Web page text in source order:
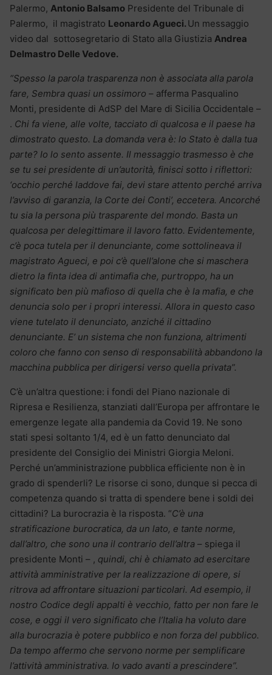
Palermo, Antonio Balsamo Presidente del Tribunale di
Palermo, il magistrato Leonardo Agueci. Un messaggio
video dal sottosegretario di Stato alla Giustizia Andrea
Delmastro Delle Vedove.
“Spesso la parola trasparenza non è associata alla parola
fare, Sembra quasi un ossimoro – afferma Pasqualino
Monti, presidente di AdSP del Mare di Sicilia Occidentale –
. Chi fa viene, alle volte, tacciato di qualcosa e il paese ha
dimostrato questo. La domanda vera è: lo Stato è dalla tua
parte? Io lo sento assente. Il messaggio trasmesso è che
se tu sei presidente di un’autorità, finisci sotto i riflettori:
‘occhio perché laddove fai, devi stare attento perché arriva
l’avviso di garanzia, la Corte dei Conti’, eccetera. Ancorché
tu sia la persona più trasparente del mondo. Basta un
qualcosa per delegittimare il lavoro fatto. Evidentemente,
c’è poca tutela per il denunciante, come sottolineava il
magistrato Agueci, e poi c’è quell’alone che si maschera
dietro la finta idea di antimafia che, purtroppo, ha un
significato ben più mafioso di quella che è la mafia, e che
denuncia solo per i propri interessi. Allora in questo caso
viene tutelato il denunciato, anziché il cittadino
denunciante. E’ un sistema che non funziona, altrimenti
coloro che fanno con senso di responsabilità abbandono la
macchina pubblica per dirigersi verso quella privata”.
C’è un’altra questione: i fondi del Piano nazionale di
Ripresa e Resilienza, stanziati dall’Europa per affrontare le
emergenze legate alla pandemia da Covid 19. Ne sono
stati spesi soltanto 1/4, ed è un fatto denunciato dal
presidente del Consiglio dei Ministri Giorgia Meloni.
Perché un’amministrazione pubblica efficiente non è in
grado di spenderli? Le risorse ci sono, dunque si pecca di
competenza quando si tratta di spendere bene i soldi dei
cittadini? La burocrazia è la risposta. “C’è una
stratificazione burocratica, da un lato, e tante norme,
dall’altro, che sono una il contrario dell’altra – spiega il
presidente Monti – , quindi, chi è chiamato ad esercitare
attività amministrative per la realizzazione di opere, si
ritrova ad affrontare situazioni particolari. Ad esempio, il
nostro Codice degli appalti è vecchio, fatto per non fare le
cose, e oggi il vero significato che l’Italia ha voluto dare
alla burocrazia è potere pubblico e non forza del pubblico.
Da tempo affermo che servono norme per semplificare
l’attività amministrativa. Io vado avanti a prescindere”.